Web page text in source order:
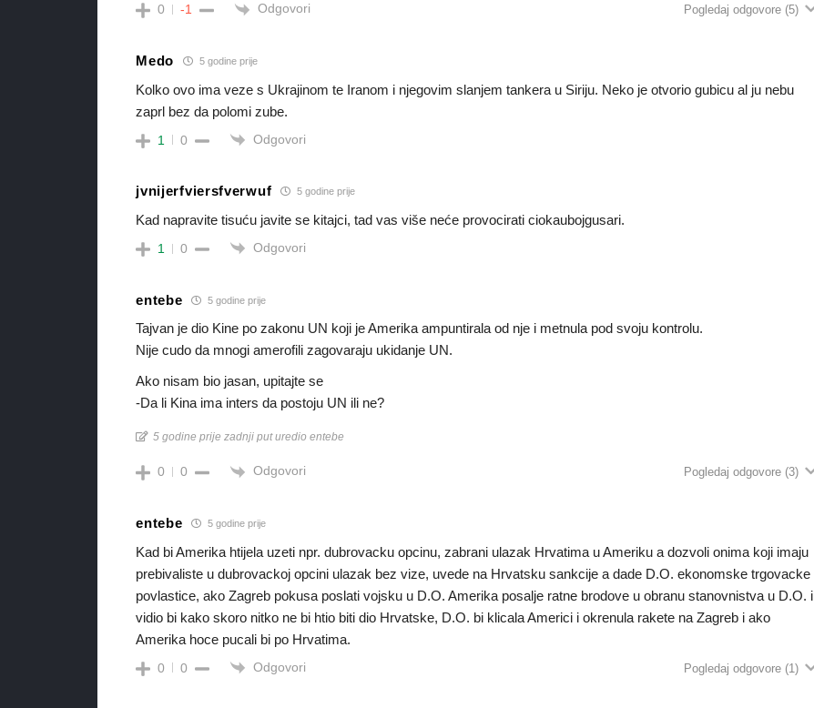
0 -1 Odgovori Pogledaj odgovore (5)
Medo 5 godine prije
Kolko ovo ima veze s Ukrajinom te Iranom i njegovim slanjem tankera u Siriju. Neko je otvorio gubicu al ju nebu
zaprl bez da polomi zube.
1 0 Odgovori
jvnijerfviersfverwuf 5 godine prije
Kad napravite tisuću javite se kitajci, tad vas više neće provocirati ciokaubojgusari.
1 0 Odgovori
entebe 5 godine prije
Tajvan je dio Kine po zakonu UN koji je Amerika ampuntirala od nje i metnula pod svoju kontrolu.
Nije cudo da mnogi amerofili zagovaraju ukidanje UN.
Ako nisam bio jasan, upitajte se
-Da li Kina ima inters da postoju UN ili ne?
5 godine prije zadnji put uredio entebe
0 0 Odgovori Pogledaj odgovore (3)
entebe 5 godine prije
Kad bi Amerika htijela uzeti npr. dubrovacku opcinu, zabrani ulazak Hrvatima u Ameriku a dozvoli onima koji imaju
prebivaliste u dubrovackoj opcini ulazak bez vize, uvede na Hrvatsku sankcije a dade D.O. ekonomske trgovacke
povlastice, ako Zagreb pokusa poslati vojsku u D.O. Amerika posalje ratne brodove u obranu stanovnistva u D.O. i
vidio bi kako skoro nitko ne bi htio biti dio Hrvatske, D.O. bi klicala Americi i okrenula rakete na Zagreb i ako
Amerika hoce pucali bi po Hrvatima.
0 0 Odgovori Pogledaj odgovore (1)